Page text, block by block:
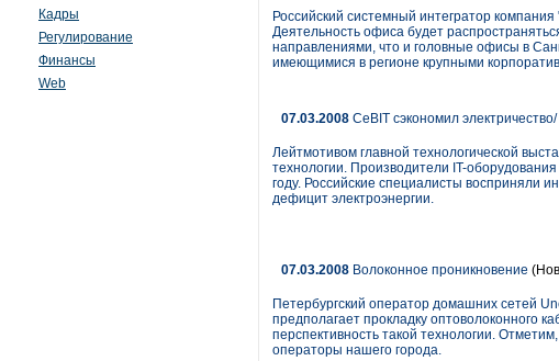
Кадры
Регулирование
Финансы
Web
Российский системный интегратор
Деятельность офиса будет
направлениями, что и головные офисы в
имеющимися в регионе крупными
07.03.2008 CeBIT сэкономил
Лейтмотивом главной технологической
технологии. Производители IT-
году. Российские специалисты восприняли
дефицит электроэнергии.
07.03.2008 Волоконное проникновение
Петербургский оператор домашних сетей
предполагает прокладку оптоволоконного
перспективность такой технологии.
операторы нашего города.